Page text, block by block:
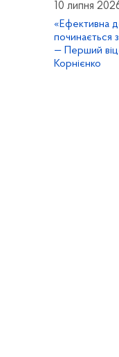
10 липня
«Ефективна
починається
— Перший
Корнієнко